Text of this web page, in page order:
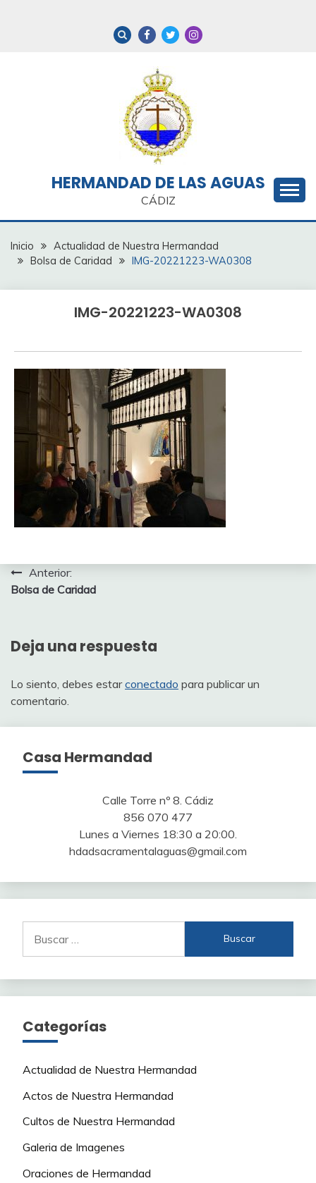
HERMANDAD DE LAS AGUAS
CÁDIZ
Inicio
Actualidad de Nuestra Hermandad
Bolsa de Caridad
IMG-20221223-WA0308
IMG-20221223-WA0308
Navegación
de
Anterior:
Bolsa de Caridad
Deja una respuesta
Lo siento, debes estarconectado para publicar un
comentario.
Casa Hermandad
Calle Torre nº 8. Cádiz
856 070 477
Lunes a Viernes 18:30 a 20:00.
hdadsacramentalaguas@gmail.com
Categorías
Actualidad de Nuestra Hermandad
Actos de Nuestra Hermandad
Cultos de Nuestra Hermandad
Galeria de Imagenes
Oraciones de Hermandad